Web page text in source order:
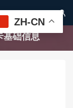

基础信息
ZH-CN